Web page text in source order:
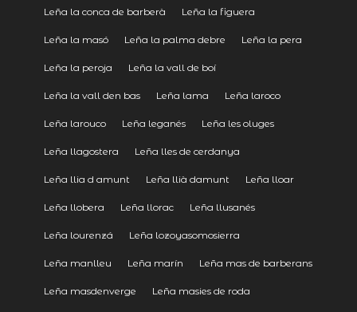
Leña la conca de barberà Leña la figuera
Leña la masó Leña la palma debre Leña la pera
Leña la peroja Leña la vall de boí
Leña la vall den bas Leña lama Leña laroco
Leña larouco Leña leganés Leña les oluges
Leña llagostera Leña lles de cerdanya
Leña llia d amunt Leña llià damunt Leña lloar
Leña llobera Leña llorac Leña llusanés
Leña lourenzá Leña lozoyasomosierra
Leña manlleu Leña marín Leña mas de barberans
Leña masdenverge Leña masies de roda